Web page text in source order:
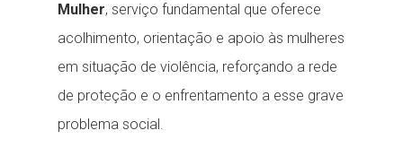
Mulher, serviço fundamental que oferece
acolhimento, orientação e apoio às mulheres
em situação de violência, reforçando a rede
de proteção e o enfrentamento a esse grave
problema social.